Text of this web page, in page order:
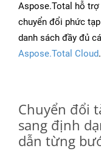
Aspose.Total hỗ
chuyển đổi phức
danh sách đầy đủ
Aspose.Total Cloud.
Chuyển đổi
sang định
dẫn từng